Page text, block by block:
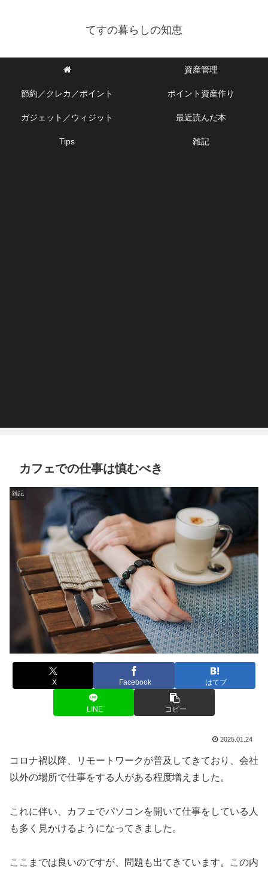
てすの暮らしの知恵
資産管理
節約／クレカ／ポイント ポイント資産作り
ガジェット／ウィジット 最近読んだ本
Tips 雑記
カフェでの仕事は慎むべき
雑記
X Facebook はてブ
LINE コピー
2025.01.24
コロナ禍以降、リモートワークが普及してきており、会社
以外の場所で仕事をする人がある程度増えました。
これに伴い、カフェでパソコンを開いて仕事をしている人
も多く見かけるようになってきました。
ここまでは良いのですが、問題も出てきています。この内